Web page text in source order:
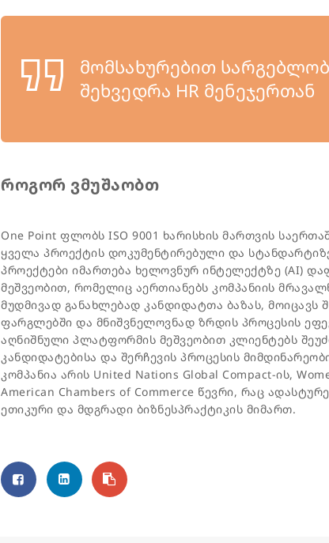
მომსახურებით
შეხვედრა HR მენეჯერთან
როგორ ვმუშაობთ
One Point ფლობს ISO 9001 ხარისხის მართვის
ყველა პროექტის დოკუმენტირებული და
პროექტები იმართება ხელოვნურ ინტელექტზე (AI)
მეშვეობით, რომელიც აერთიანებს კომპანიის
მუდმივად განახლებად კანდიდატთა ბაზას,
ფარგლებში და მნიშვნელოვნად ზრდის პროცესის
აღნიშნული პლატფორმის მეშვეობით კლიენტებს
კანდიდატებისა და შერჩევის პროცესის
კომპანია არის United Nations Global Compact-ის,
American Chambers of Commerce წევრი, რაც
ეთიკური და მდგრადი ბიზნესპრაქტიკის მიმართ.